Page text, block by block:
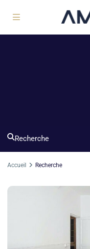
Recherche
Accueil Recherche